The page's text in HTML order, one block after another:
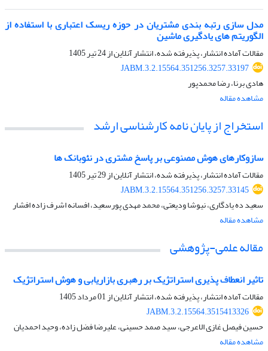
مدل سازی رتبه بندی مشتریان در حوزه ریسک اعتباری با استفاده از
الگوریتم های یادگیری ماشین
مقالات آماده انتشار، پذیرفته شده، انتشار آنلاین از24 تیر 1405
JABM.3.2.15564.351256.3257.33197
هادی برنا، رضا محمدپور
مشاهده مقاله
استخراج از پایان نامه کارشناسی ارشد
سازوکارهای هوش مصنوعی بر پاسخ مشتری در نئوبانک ها
مقالات آماده انتشار، پذیرفته شده، انتشار آنلاین از29 تیر 1405
JABM.3.2.15564.351256.3257.33145
سعید ده یادگاری، نیوشا ودیعتی، محمد مهدی پورسعید، افسانه اشرف زاده افشار
مشاهده مقاله
مقاله علمی-پژوهشی
تاثیر انعطاف پذیری استراتژیک بر رهبری بازاریابی و هوش استراتژیک
مقالات آماده انتشار، پذیرفته شده، انتشار آنلاین از01 مرداد 1405
JABM.3.2.15564.3515413326
حسین فیصل غازی الاعرجی، سید صمد حسینی، علیرضا فضل زاده، وحید احمدیان
مشاهده مقاله